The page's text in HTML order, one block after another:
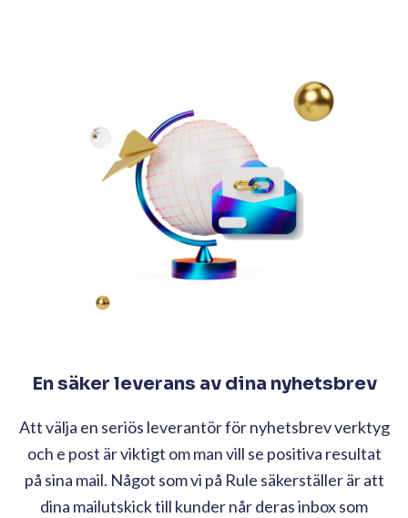
En säker leverans av dina nyhetsbrev
Att välja en seriös leverantör för nyhetsbrev verktyg
och e post är viktigt om man vill se positiva resultat
på sina mail. Något som vi på Rule säkerställer är att
dina mailutskick till kunder når deras inbox som